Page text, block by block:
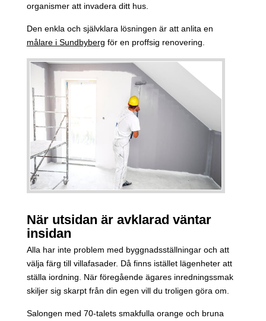
organismer att invadera ditt hus.
Den enkla och självklara lösningen är att anlita en
målare i Sundbyberg för en proffsig renovering.
När utsidan är avklarad väntar
insidan
Alla har inte problem med byggnadsställningar och att
välja färg till villafasader. Då finns istället lägenheter att
ställa iordning. När föregående ägares inredningssmak
skiljer sig skarpt från din egen vill du troligen göra om.
Salongen med 70-talets smakfulla orange och bruna